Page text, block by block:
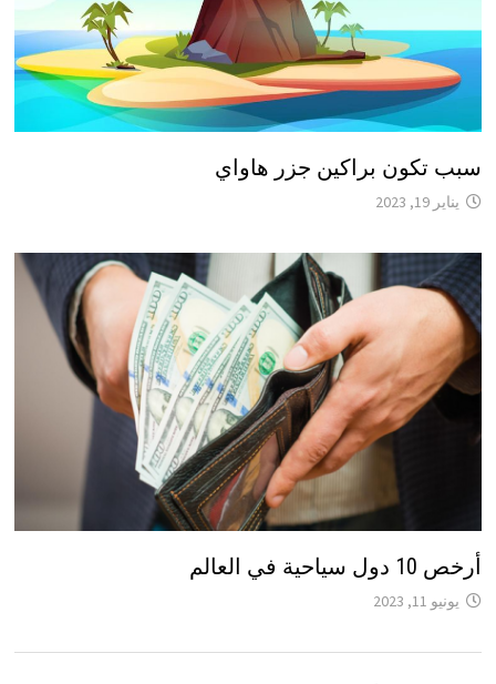
سبب تكون براكين جزر هاواي
يناير 19, 2023
أرخص 10 دول سياحية في العالم
يونيو 11, 2023